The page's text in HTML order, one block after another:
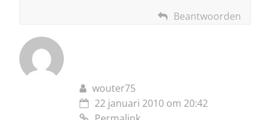
Beantwoorden
wouter75
22 januari 2010 om 20:42